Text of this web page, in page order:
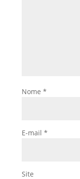
Nome *
E-mail *
Site